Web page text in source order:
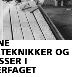
OG
I